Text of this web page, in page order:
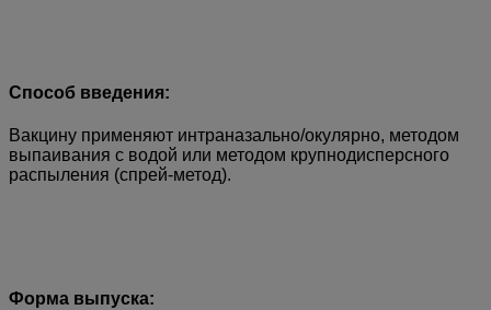
Способ введения:
Вакцину применяют интраназально/окулярно, методом
выпаивания с водой или методом крупнодисперсного
распыления (спрей-метод).
Форма выпуска: